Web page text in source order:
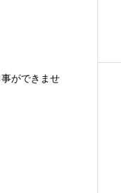
ができませ